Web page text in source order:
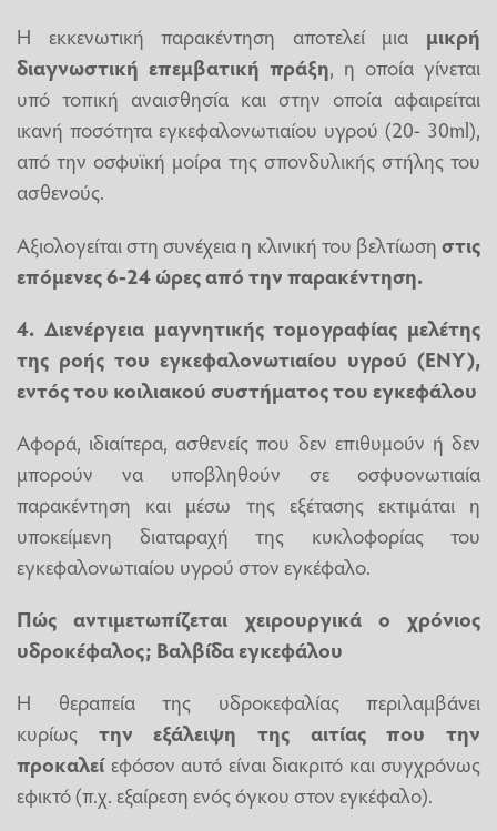
Η εκκενωτική παρακέντηση αποτελεί μια μικρή
διαγνωστική επεμβατική πράξη, η οποία γίνεται
υπό τοπική αναισθησία και στην οποία αφαιρείται
ικανή ποσότητα εγκεφαλονωτιαίου υγρού (20- 30ml),
από την οσφυϊκή μοίρα της σπονδυλικής στήλης του
ασθενούς.
Αξιολογείται στη συνέχεια η κλινική του βελτίωσηστις
επόμενες 6-24 ώρες από την παρακέντηση.
4. Διενέργεια μαγνητικής τομογραφίας μελέτης
της ροής του εγκεφαλονωτιαίου υγρού (ΕΝΥ),
εντός του κοιλιακού συστήματος του εγκεφάλου
Αφορά, ιδιαίτερα, ασθενείς που δεν επιθυμούν ή δεν
μπορούν να υποβληθούν σε οσφυονωτιαία
παρακέντηση και μέσω της εξέτασης εκτιμάται η
υποκείμενη διαταραχή της κυκλοφορίας του
εγκεφαλονωτιαίου υγρού στον εγκέφαλο.
Πώς αντιμετωπίζεται χειρουργικά ο χρόνιος
υδροκέφαλος; Βαλβίδα εγκεφάλου
Η θεραπεία της υδροκεφαλίας περιλαμβάνει
κυρίως την εξάλειψη της αιτίας που την
προκαλείεφόσον αυτό είναι διακριτό και συγχρόνως
εφικτό (π.χ. εξαίρεση ενός όγκου στον εγκέφαλο).